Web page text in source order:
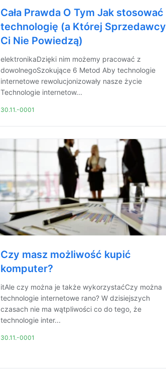
Cała Prawda O Tym Jak stosować
technologię (a Której Sprzedawcy
Ci Nie Powiedzą)
elektronikaDzięki nim możemy pracować z
dowolnegoSzokujące 6 Metod Aby technologie
internetowe rewolucjonizowały nasze życie
Technologie internetow...
30.11.-0001
Czy masz możliwość kupić
komputer?
itAle czy można je także wykorzystaćCzy można
technologie internetowe rano? W dzisiejszych
czasach nie ma wątpliwości co do tego, że
technologie inter...
30.11.-0001